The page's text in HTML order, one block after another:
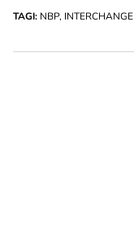
TAGI: NBP, INTERCHANGE